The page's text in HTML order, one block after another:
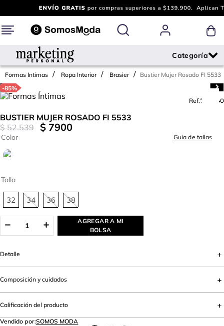
Formas Intimas Ropa Interior Brasier
Bustier Mujer Rosado FI 5533
-85%
Ref.709440
BUSTIER MUJER ROSADO FI 5533
$ 52.539 $ 7900
Talla
32 34 36 38
Color Guia de tallas
AGREGAR A MI
BOLSA
Detalle
Composición y cuidados
Calificación del producto
Vendido por:SOMOS MODA